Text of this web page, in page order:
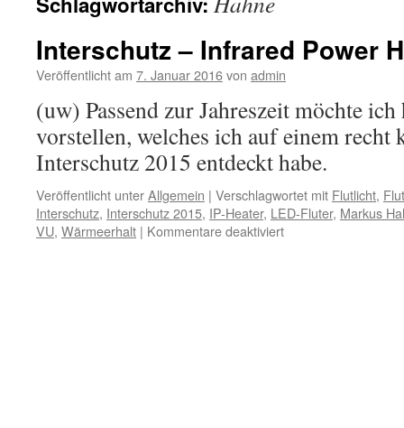
Interschutz – Infrared Power
Veröffentlicht am 7. Januar 2016von admin
(uw) Passend zur Jahreszeit möchte
vorstellen, welches ich auf einem recht
Interschutz 2015 entdeckt habe.
Veröffentlicht unterAllgemein | Verschlagwortet mit Flutlicht,
Interschutz, Interschutz 2015, IP-Heater, LED-Fluter, Markus
VU, Wärmeerhalt | Kommentare deaktiviertfür